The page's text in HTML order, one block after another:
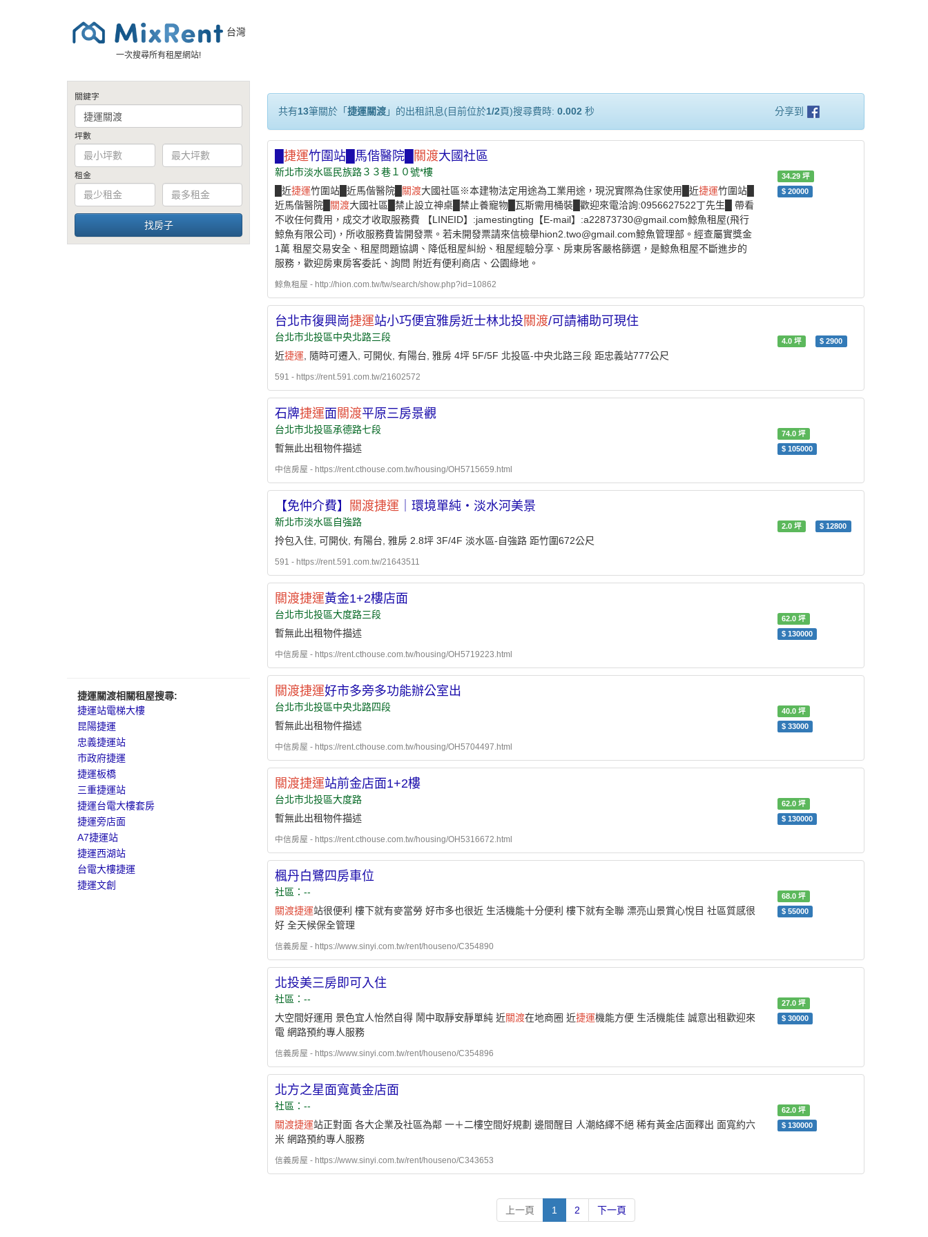
台灣
一次搜尋所有租屋網站!
關鍵字
坪數
租金
捷運關渡相關租屋搜尋:
捷運站電梯大樓
昆陽捷運
忠義捷運站
市政府捷運
捷運板橋
三重捷運站
捷運台電大樓套房
捷運旁店面
A7捷運站
捷運西湖站
台電大樓捷運
捷運文創
共有13筆關於「 捷運關渡」的出租訊息(目前位於1/2頁)搜尋費時: 0.002 秒 分享到
捷運竹圍站█馬偕醫院█ 關渡大國社區
34.29坪
$ 20000
新北市淡水區民族路３３巷１０號*樓
█近捷運竹圍站█近馬偕醫院█ 關渡大國社區※本建物法定用途為工業用途，現況實際為住家使用█近捷運竹圍站█
近馬偕醫院█
關渡大國社區█禁止設立神桌█禁止養寵物█瓦斯需用桶裝█歡迎來電洽詢:0956627522丁先生█ 帶看
不收任何費用，成交才收取服務費 【LINEID】:jamestingting【E-mail】:a22873730@gmail.com鯨魚租屋(飛行
鯨魚有限公司)，所收服務費皆開發票。若未開發票請來信檢舉hion2.two@gmail.com鯨魚管理部。經查屬實獎金
1萬 租屋交易安全、租屋問題協調、降低租屋糾紛、租屋經驗分享、房東房客嚴格篩選，是鯨魚租屋不斷進步的
服務，歡迎房東房客委託、詢問 附近有便利商店、公園綠地。
鯨魚租屋 - http://hion.com.tw/tw/search/show.php?id=10862
台北市復興崗捷運站小巧便宜雅房近士林北投關渡/可請補助可現住
4.0坪 $2900
台北市北投區中央北路三段
近捷運, 隨時可遷入, 可開伙, 有陽台, 雅房 4坪 5F/5F 北投區-中央北路三段 距忠義站777公尺
591 - https://rent.591.com.tw/21602572
石牌捷運面關渡平原三房景觀
74.0坪
$ 105000
台北市北投區承德路七段
暫無此出租物件描述
中信房屋 - https://rent.cthouse.com.tw/housing/OH5715659.html
【免仲介費】 關渡捷運 ｜環境單純・淡水河美景
2.0坪 $12800
新北市淡水區自強路
拎包入住, 可開伙, 有陽台, 雅房 2.8坪 3F/4F 淡水區-自強路 距竹圍672公尺
591 - https://rent.591.com.tw/21643511
關渡捷運黃金1+2樓店面
62.0坪
$ 130000
台北市北投區大度路三段
暫無此出租物件描述
中信房屋 - https://rent.cthouse.com.tw/housing/OH5719223.html
關渡捷運好市多旁多功能辦公室出
40.0坪
$ 33000
台北市北投區中央北路四段
暫無此出租物件描述
中信房屋 - https://rent.cthouse.com.tw/housing/OH5704497.html
關渡捷運站前金店面1+2樓
62.0坪
$ 130000
台北市北投區大度路
暫無此出租物件描述
中信房屋 - https://rent.cthouse.com.tw/housing/OH5316672.html
楓丹白鷺四房車位
68.0坪
$ 55000
社區：--
關渡捷運站很便利 樓下就有麥當勞 好市多也很近 生活機能十分便利 樓下就有全聯 漂亮山景賞心悅目 社區質感很
好 全天候保全管理
信義房屋 - https://www.sinyi.com.tw/rent/houseno/C354890
北投美三房即可入住
27.0坪
$ 30000
社區：--
大空間好運用 景色宜人怡然自得 鬧中取靜安靜單純 近關渡在地商圈 近捷運機能方便 生活機能佳 誠意出租歡迎來
電 網路預約專人服務
信義房屋 - https://www.sinyi.com.tw/rent/houseno/C354896
北方之星面寬黃金店面
62.0坪
$ 130000
社區：--
關渡捷運站正對面 各大企業及社區為鄰 一＋二樓空間好規劃 邊間醒目 人潮絡繹不絕 稀有黃金店面釋出 面寬約六
米 網路預約專人服務
信義房屋 - https://www.sinyi.com.tw/rent/houseno/C343653
上一頁 1 2 下一頁